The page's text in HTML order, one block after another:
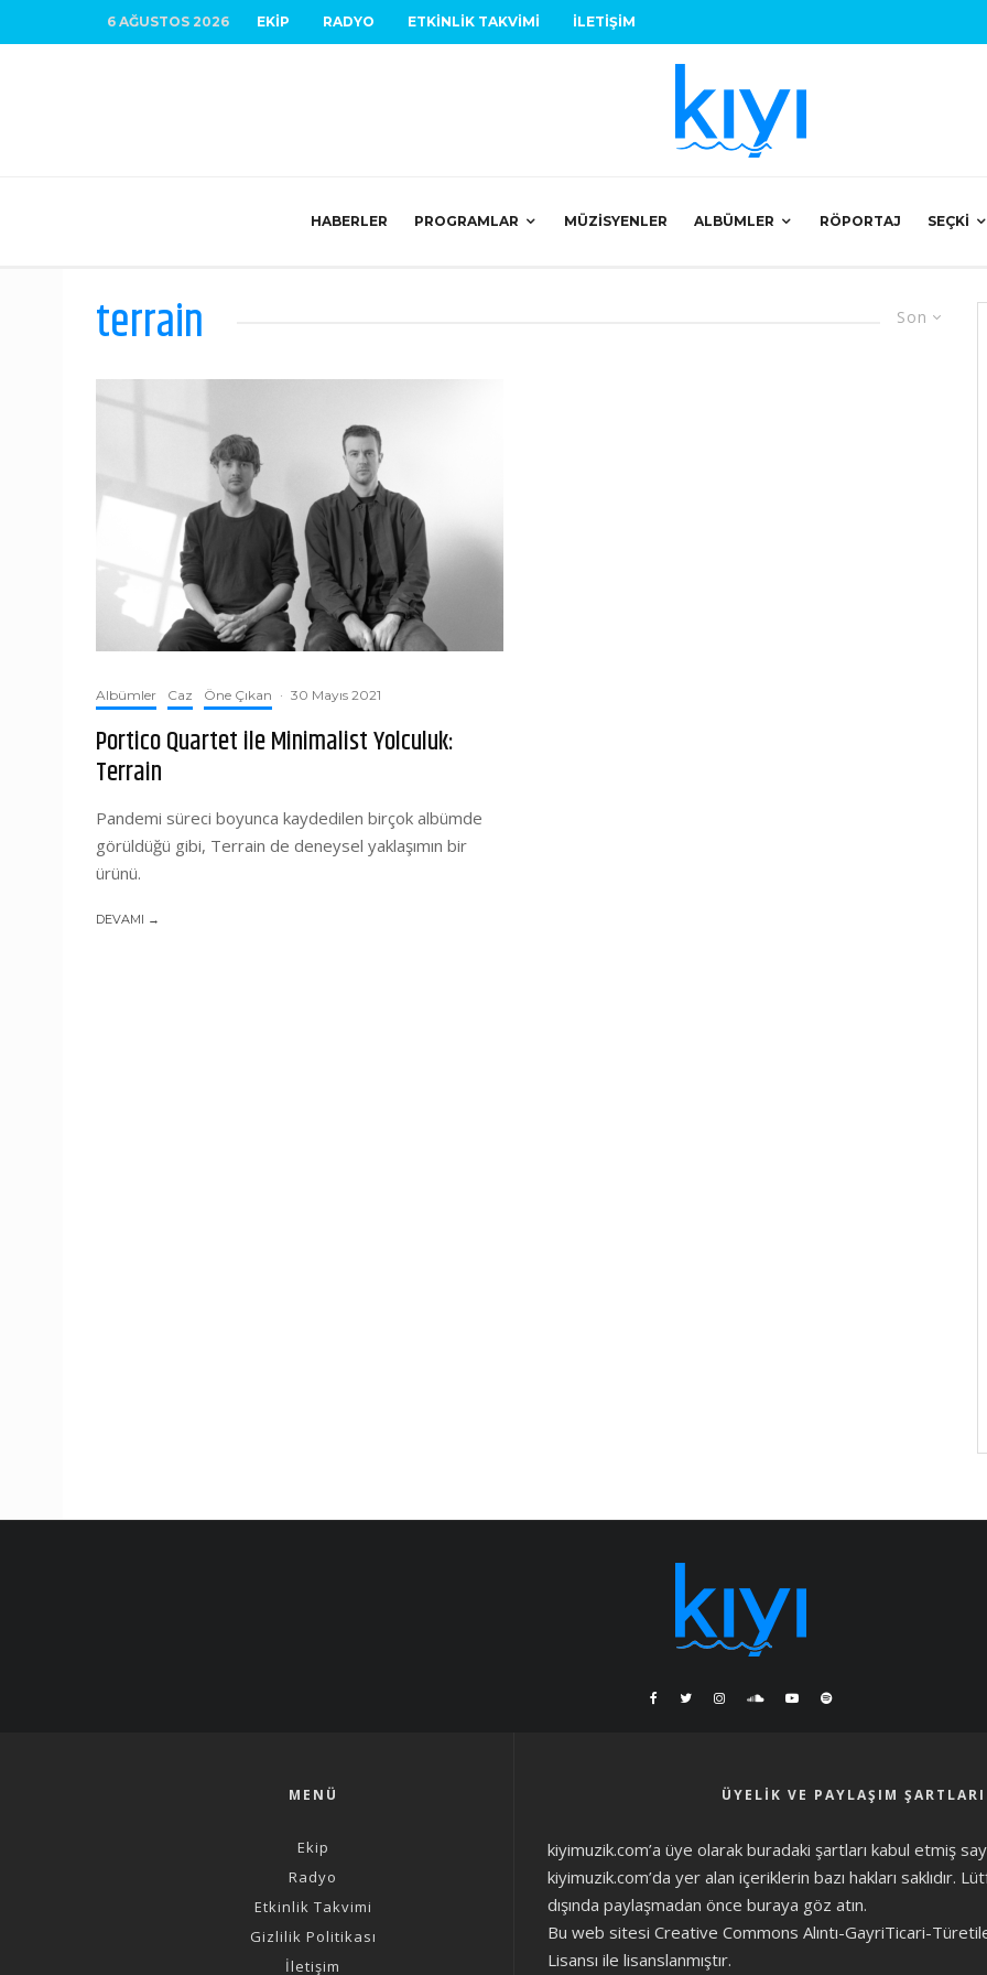
6 AĞUSTOS 2026 EKIP RADYO ETKINLIK TAKVIMI İLETIŞIM
HABERLER PROGRAMLAR MÜZISYENLER ALBÜMLER RÖPORTAJ SEÇKI
Son
terrain
Albümler Caz Öne Çıkan · 30 Mayıs 2021
Portico Quartet ile Minimalist Yolculuk:
Terrain
Pandemi süreci boyunca kaydedilen birçok albümde
görüldüğü gibi, Terrain de deneysel yaklaşımın bir
ürünü.
DEVAMI →
MENÜ
Ekip
Radyo
Etkinlik Takvimi
Gizlilik Politikası
İletişim
ÜYELIK VE PAYLAŞIM ŞARTLARI
kiyimuzik.com’a üye olarak buradaki şartları kabul etmiş
kiyimuzik.com’da yer alan içeriklerin bazı hakları saklıdır.
dışında paylaşmadan önce buraya göz atın.
Bu web sitesi Creative Commons Alıntı-GayriTicari-
Lisansı ile lisanslanmıştır.